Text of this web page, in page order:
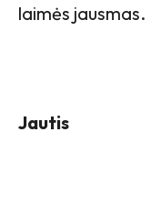
laimės jausmas.
Jautis